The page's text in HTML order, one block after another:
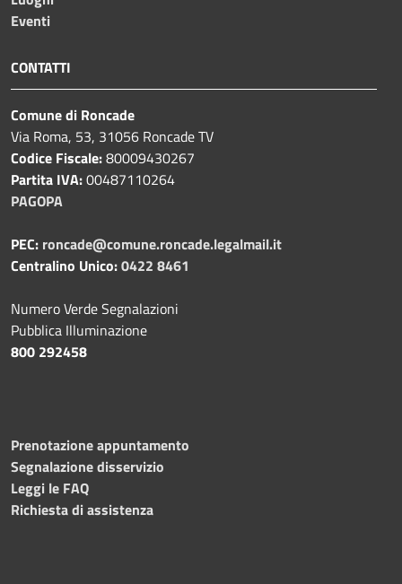
Eventi
CONTATTI
Comune di Roncade
Via Roma, 53, 31056 Roncade TV
Codice Fiscale:80009430267
Partita IVA:00487110264
PAGOPA
PEC: roncade@comune.roncade.legalmail.it
Centralino Unico:0422 8461
Numero Verde Segnalazioni
Pubblica Illuminazione
800 292458
Prenotazione appuntamento
Segnalazione disservizio
Leggi le FAQ
Richiesta di assistenza